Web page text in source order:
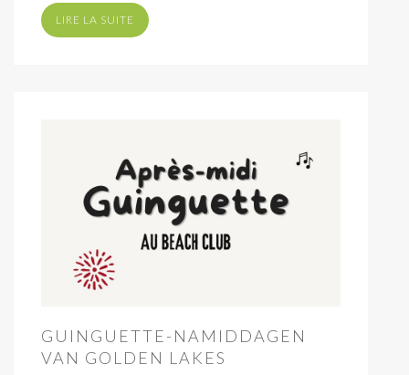
LIRE LA SUITE
GUINGUETTE-NAMIDDAGEN
VAN GOLDEN LAKES